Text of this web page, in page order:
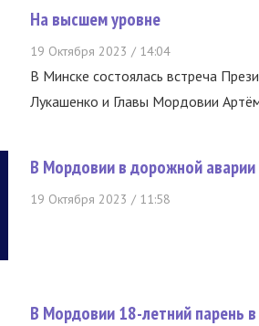
На высшем уровне
19 Октября 2023 / 14:04
В Минске состоялась встреча
Лукашенко и Главы Мордовии
В Мордовии в дорожной
19 Октября 2023 / 11:58
В Мордовии 18-летний парень